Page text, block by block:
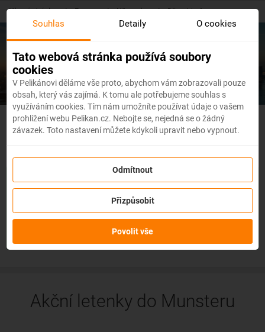
Skip
content
Hlavní stránka / Evropa / Německo / Düsseldorf
Levné letenkyDüsseldorf
Německo - Flexibilní letenky
rezervace, jako jedatum, destinace nebo dokonce cestující,a
bez udání důvodu!
služby obdržítekredit až ve výši 80 % ceny rezervacena
během procesu rezervace letenky.
Akční letenky do Munsteru
Souhlas Detaily O cookies
Tato webová stránka používá soubory
cookies
V Pelikánovi děláme vše proto, abychom vám zobrazovali pouze
obsah, který vás zajímá. K tomu ale potřebujeme souhlas s
využíváním cookies. Tím nám umožníte používat údaje o vašem
prohlížení webu Pelikan.cz. Nebojte se, nejedná se o žádný
závazek. Toto nastavení můžete kdykoli upravit nebo vypnout.
Odmítnout
Přizpůsobit
Povolit vše